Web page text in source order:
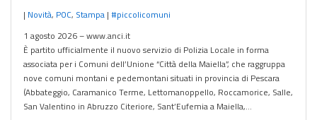
| Novità, POC, Stampa | #piccolicomuni
1 agosto 2026 – www.anci.it
È partito ufficialmente il nuovo servizio di Polizia Locale in forma
associata per i Comuni dell’Unione “Città della Maiella”, che raggruppa
nove comuni montani e pedemontani situati in provincia di Pescara
(Abbateggio, Caramanico Terme, Lettomanoppello, Roccamorice, Salle,
San Valentino in Abruzzo Citeriore, Sant’Eufemia a Maiella,…